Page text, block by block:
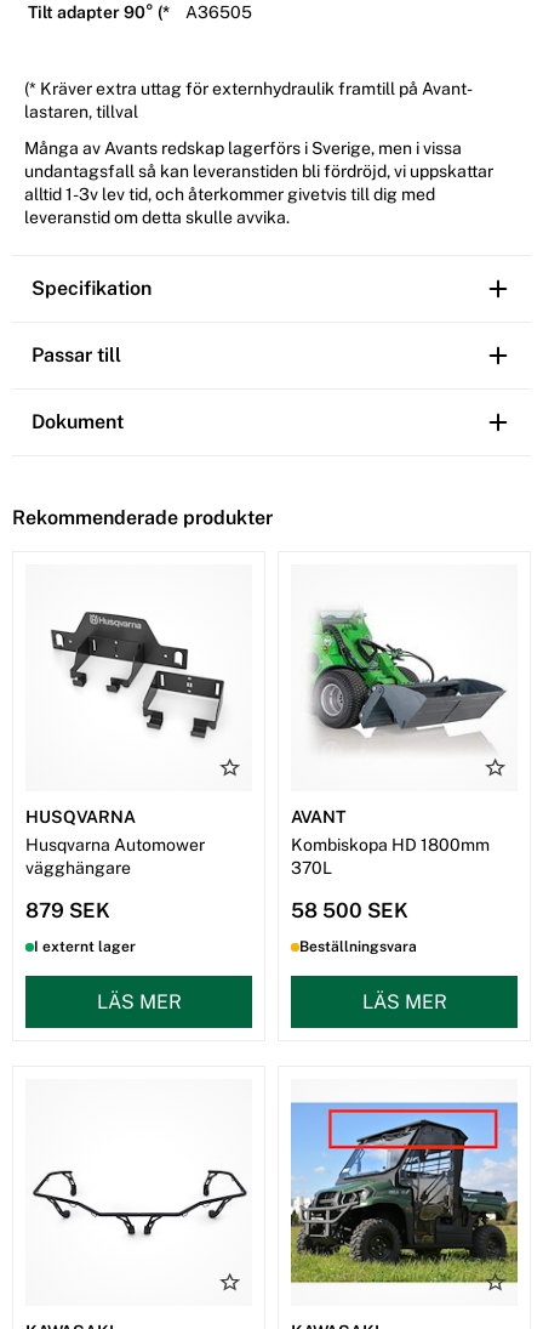
Tilt adapter 90° (*
A36505
(* Kräver extra uttag för externhydraulik framtill på Avant-
lastaren, tillval
Många av Avants redskap lagerförs i Sverige, men i vissa
undantagsfall så kan leveranstiden bli fördröjd, vi uppskattar
alltid 1-3v lev tid, och återkommer givetvis till dig med
leveranstid om detta skulle avvika.
Specifikation
Passar till
Dokument
Rekommenderade produkter
HUSQVARNA
Husqvarna Automower
vägghängare
879 SEK
I externt lager
LÄS MER
AVANT
Kombiskopa HD 1800mm
370L
58 500 SEK
Beställningsvara
LÄS MER